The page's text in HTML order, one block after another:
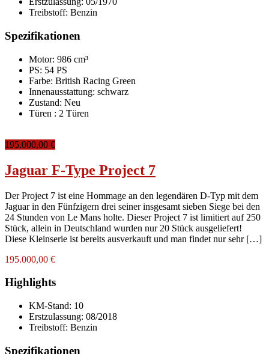
Treibstoff: Benzin
Spezifikationen
Motor: 986 cm³
PS: 54 PS
Farbe: British Racing Green
Innenausstattung: schwarz
Zustand: Neu
Türen : 2 Türen
195.000,00 €
Jaguar F-Type Project 7
Der Project 7 ist eine Hommage an den legendären D-Typ mit dem
Jaguar in den Fünfzigern drei seiner insgesamt sieben Siege bei den
24 Stunden von Le Mans holte. Dieser Project 7 ist limitiert auf 250
Stück, allein in Deutschland wurden nur 20 Stück ausgeliefert!
Diese Kleinserie ist bereits ausverkauft und man findet nur sehr […]
195.000,00 €
Highlights
KM-Stand: 10
Erstzulassung: 08/2018
Treibstoff: Benzin
Spezifikationen